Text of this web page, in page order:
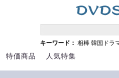
キーワード： 相棒 韓国ドラ
特価商品 人気特集